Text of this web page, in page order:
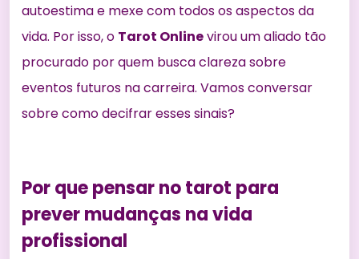
autoestima e mexe com todos os aspectos da
vida. Por isso, o Tarot Onlinevirou um aliado tão
procurado por quem busca clareza sobre
eventos futuros na carreira. Vamos conversar
sobre como decifrar esses sinais?
Por que pensar no tarot para
prever mudanças na vida
profissional